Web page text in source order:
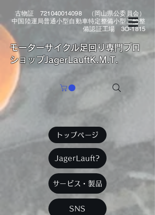
古物証 721040014098（岡山県公委員会）
中国陸運局普通小型自動車特定整備小型二輪整
備認証工場 3O-1815
​モーターサイクル足回り専門プロ
ショップJagerLauftK.M.T.
トップページ
JagerLauft?
サービス・製品
SNS